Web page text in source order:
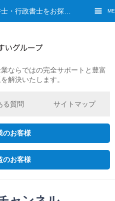
ならではの完全サポートと豊富
解決いたします。
る質問 サイトマップ
のお客様
のお客様